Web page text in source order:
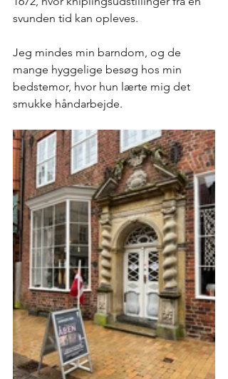
svunden tid kan opleves.
Jeg mindes min barndom, og de
mange hyggelige besøg hos min
bedstemor, hvor hun lærte mig det
smukke håndarbejde.